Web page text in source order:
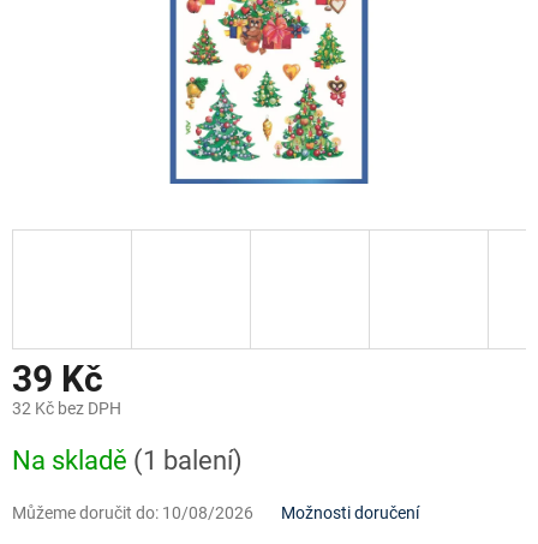
39 Kč
32 Kč bez DPH
cena:
Na skladě (1 balení)
Můžeme doručit do: 10/08/2026 Možnosti doručení